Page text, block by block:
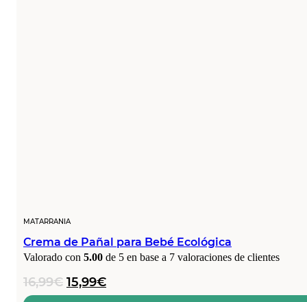
MATARRANIA
Crema de Pañal para Bebé Ecológica
Valorado con 5.00 de 5 en base a 7 valoraciones de clientes
16,99€ El
precio
15,99€El
precio